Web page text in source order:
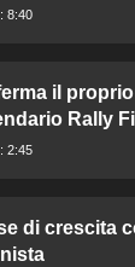
8:40
il
Rally
2:45
di crescita